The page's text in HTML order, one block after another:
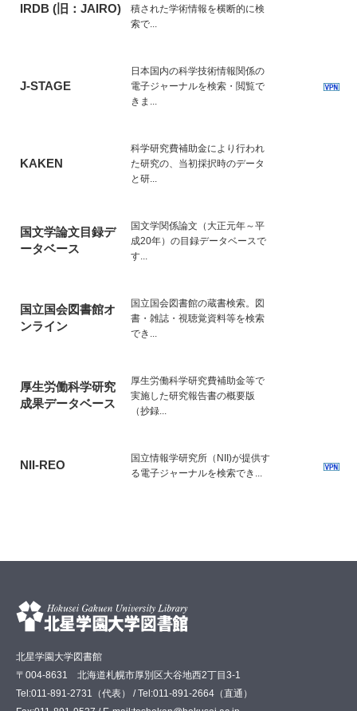
IRDB (旧：JAIRO)
積された学術情報を横断的に検
索で...
J-STAGE
日本国内の科学技術情報関係の
電子ジャーナルを検索・閲覧で
きま...
KAKEN
科学研究費補助金により行われ
た研究の、当初採択時のデータ
と研...
国文学論文目録デ
ータベース
国文学関係論文（大正元年～平
成20年）の目録データベースで
す...
国立国会図書館オ
ンライン
国立国会図書館の蔵書検索。図
書・雑誌・視聴覚資料等を検索
でき...
厚生労働科学研究
成果データベース
厚生労働科学研究費補助金等で
実施した研究報告書の概要版
（抄録...
NII-REO
国立情報学研究所（NII)が提供す
る電子ジャーナルを検索でき...
北星学園大学図書館
〒004-8631 北海道札幌市厚別区大谷地西2丁目3-1
Tel:011-891-2731（代表） / Tel:011-891-2664（直通）